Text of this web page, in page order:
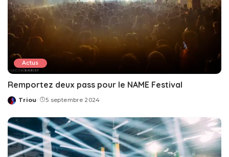
Actus
Remportez deux pass pour le NAME Festival
Posted
Triou 5 septembre 2024